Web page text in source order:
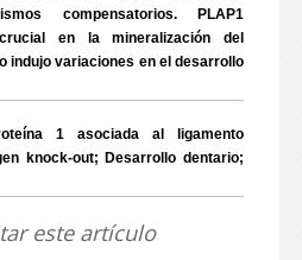
compensatorios. PLAP1
en la mineralización del
indujo variaciones en el desarrollo
1 asociada al ligamento
knock-out; Desarrollo dentario;
este artículo